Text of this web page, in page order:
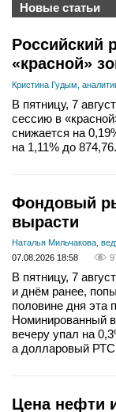
Новые статьи
Российский
«красной»
Кристина Гудым,
В пятницу, 7
сессию в
снижается на
на 1,11% до 874,76.
Фондовый
вырасти
Наталья Мильчакова,
07.08.2026 18:58
В пятницу, 7
и днём ранее,
половине дня эта
Номинированный
вечеру упал на
а долларовый РТС
Цена нефти